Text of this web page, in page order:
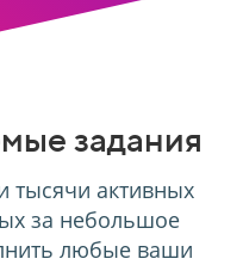
задания
активных
за небольшое
любые ваши